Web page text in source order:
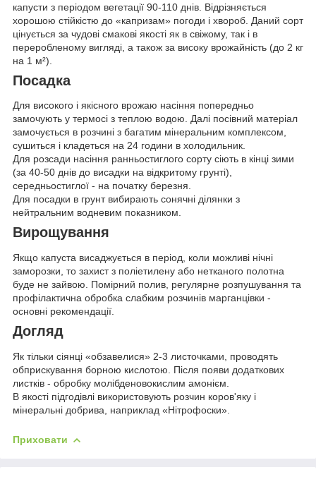
капусти з періодом вегетації 90-110 днів. Відрізняється
хорошою стійкістю до «капризам» погоди і хвороб. Даний сорт
цінується за чудові смакові якості як в свіжому, так і в
переробленому вигляді, а також за високу врожайність (до 2 кг
на 1 м²).
Посадка
Для високого і якісного врожаю насіння попередньо
замочують у термосі з теплою водою. Далі посівний матеріал
замочується в розчині з багатим мінеральним комплексом,
сушиться і кладеться на 24 години в холодильник.
Для розсади насіння ранньостиглого сорту сіють в кінці зими
(за 40-50 днів до висадки на відкритому грунті),
середньостиглої - на початку березня.
Для посадки в грунт вибирають сонячні ділянки з
нейтральним водневим показником.
Вирощування
Якщо капуста висаджується в період, коли можливі нічні
заморозки, то захист з поліетилену або нетканого полотна
буде не зайвою. Помірний полив, регулярне розпушування та
профілактична обробка слабким розчинів марганцівки -
основні рекомендації.
Догляд
Як тільки сіянці «обзавелися» 2-3 листочками, проводять
обприскування борною кислотою. Після появи додаткових
листків - обробку молібденовокислим амонієм.
В якості підгодівлі використовують розчин коров'яку і
мінеральні добрива, наприклад «Нітрофоски».
Приховати